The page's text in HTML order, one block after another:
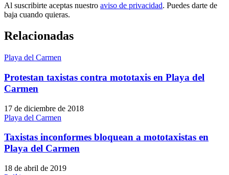
Al suscribirte aceptas nuestro aviso de privacidad. Puedes darte de
baja cuando quieras.
Relacionadas
Playa del Carmen
Protestan taxistas contra mototaxis en Playa del
Carmen
17 de diciembre de 2018
Playa del Carmen
Taxistas inconformes bloquean a mototaxistas en
Playa del Carmen
18 de abril de 2019